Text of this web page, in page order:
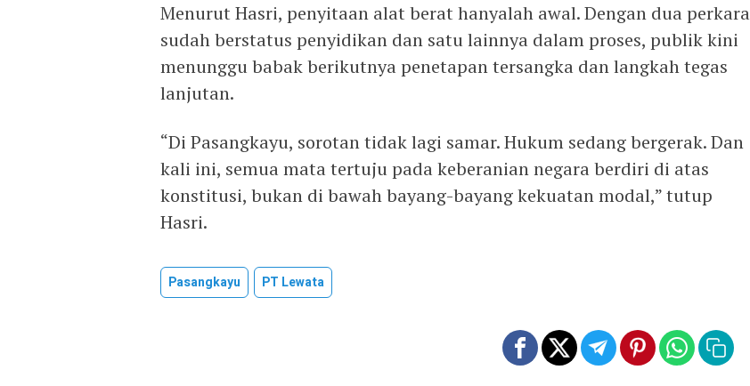
Menurut Hasri, penyitaan alat berat hanyalah awal. Dengan dua perkara
sudah berstatus penyidikan dan satu lainnya dalam proses, publik kini
menunggu babak berikutnya penetapan tersangka dan langkah tegas
lanjutan.
“Di Pasangkayu, sorotan tidak lagi samar. Hukum sedang bergerak. Dan
kali ini, semua mata tertuju pada keberanian negara berdiri di atas
konstitusi, bukan di bawah bayang-bayang kekuatan modal,” tutup
Hasri.
Pasangkayu PT Lewata